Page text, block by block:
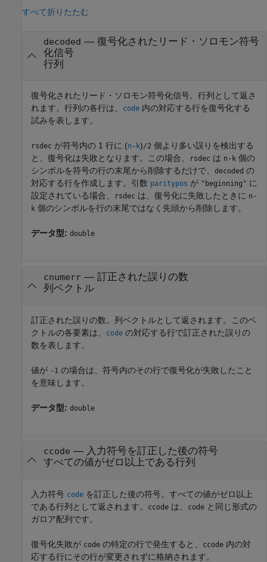
すべて折りたたむ
decoded — 復号化されたリード・ソロモン符号
化信号
行列
復号化されたリード・ソロモン符号化信号。行列として返さ
れます。行列の各行は、
code 内の対応する行を復号化する
試みを表します。
rsdec が符号内の 1 行に (n - k)/2 個より多い誤りを検出する
と、復号化は失敗となります。この場合、
rsdec は n - k 個の
シンボルを符号の行の末尾から削除するだけで、 decoded の
対応する行を作成します。引数 paritypos が "beginning" に
設定されている場合、
rsdec は、復号化に失敗したときに n -
k 個のシンボルを行の末尾ではなく先頭から削除します。
データ型: double
cnumerr— 訂正された誤りの数
列ベクトル
訂正された誤りの数。列ベクトルとして返されます。このベ
クトルの各要素は、
code の対応する行で訂正された誤りの
数を表します。
値が -1 の場合は、符号内のその行で復号化が失敗したこと
を意味します。
データ型: double
ccode — 入力符号を訂正した後の符号
すべての値がゼロ以上である行列
入力符号 code を訂正した後の符号。すべての値がゼロ以上
である行列として返されます。
ccode は、 code と同じ形式の
ガロア配列です。
復号化失敗が code の特定の行で発生すると、 ccode 内の対
応する行にその行が変更されずに格納されます。